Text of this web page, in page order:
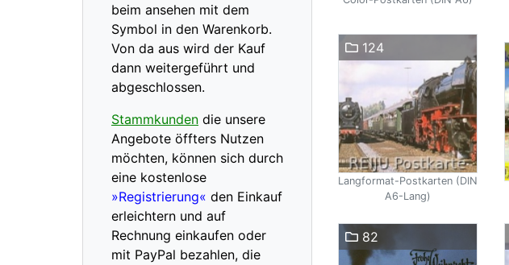
beim ansehen mit dem
Symbol in den Warenkorb.
Von da aus wird der Kauf
dann weitergeführt und
abgeschlossen.
Stammkunden die unsere
Angebote öffters Nutzen
möchten, können sich durch
eine kostenlose
»Registrierung« den Einkauf
erleichtern und auf
Rechnung einkaufen oder
mit PayPal bezahlen, die
124
Langformat-Postkarten (DIN
A6-Lang)
82